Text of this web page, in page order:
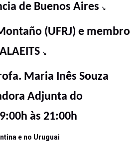
de Buenos Aires
↘
(UFRJ) e membro
↘
Maria Inês Souza
Adjunta do
às 21:00h
e no Uruguai